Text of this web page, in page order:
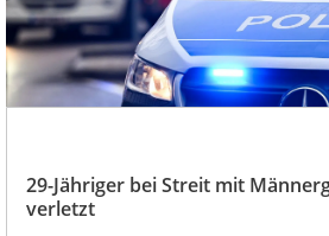
29-Jähriger bei Streit mit
verletzt